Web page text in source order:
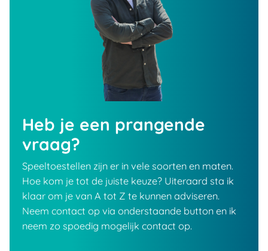
Heb je een prangende
vraag?
Speeltoestellen zijn er in vele soorten en maten.
Hoe kom je tot de juiste keuze? Uiteraard sta ik
klaar om je van A tot Z te kunnen adviseren.
Neem contact op via onderstaande button en ik
neem zo spoedig mogelijk contact op.